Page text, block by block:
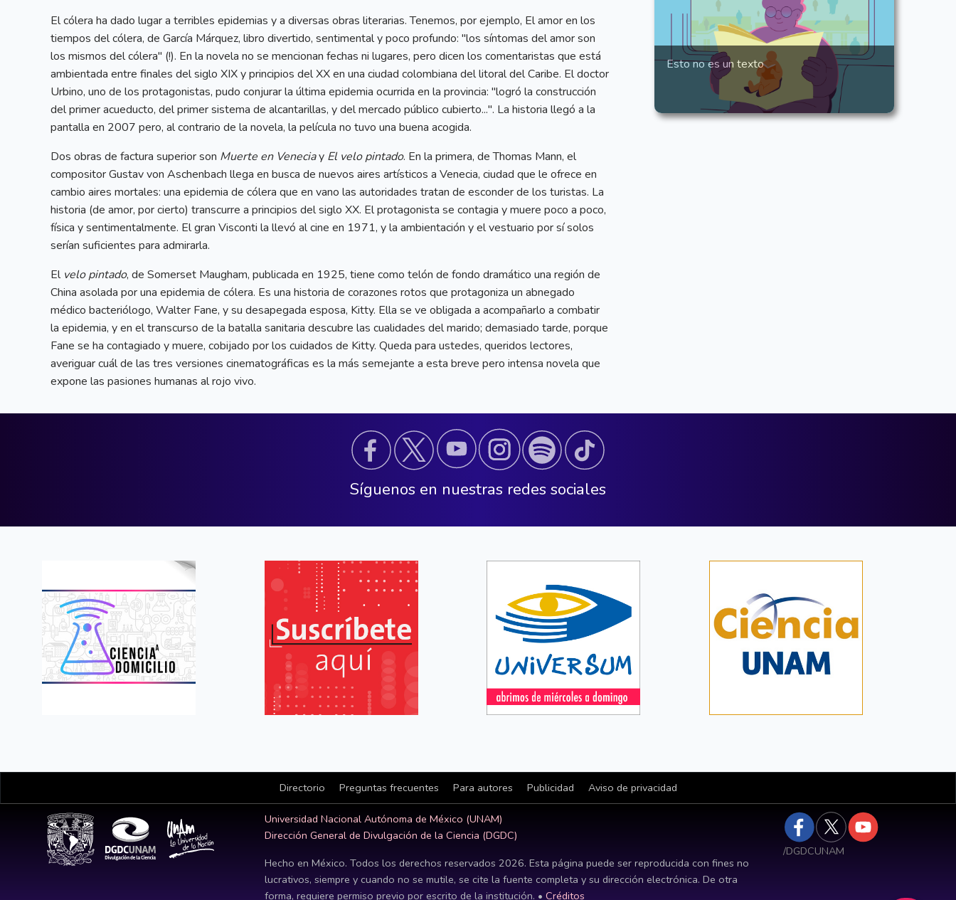
El cólera ha dado lugar a terribles epidemias y a diversas obras literarias. Tenemos, por ejemplo, El amor en los
tiempos del cólera, de García Márquez, libro divertido, sentimental y poco profundo: "los síntomas del amor son
los mismos del cólera" (!). En la novela no se mencionan fechas ni lugares, pero dicen los comentaristas que está
ambientada entre finales del siglo XIX y principios del XX en una ciudad colombiana del litoral del Caribe. El doctor
Urbino, uno de los protagonistas, pudo conjurar la última epidemia ocurrida en la provincia: "logró la construcción
del primer acueducto, del primer sistema de alcantarillas, y del mercado público cubierto...". La historia llegó a la
pantalla en 2007 pero, al contrario de la novela, la película no tuvo una buena acogida.
Dos obras de factura superior son Muerte en Veneciay El velo pintado. En la primera, de Thomas Mann, el
compositor Gustav von Aschenbach llega en busca de nuevos aires artísticos a Venecia, ciudad que le ofrece en
cambio aires mortales: una epidemia de cólera que en vano las autoridades tratan de esconder de los turistas. La
historia (de amor, por cierto) transcurre a principios del siglo XX. El protagonista se contagia y muere poco a poco,
física y sentimentalmente. El gran Visconti la llevó al cine en 1971, y la ambientación y el vestuario por sí solos
serían suficientes para admirarla.
El velo pintado, de Somerset Maugham, publicada en 1925, tiene como telón de fondo dramático una región de
China asolada por una epidemia de cólera. Es una historia de corazones rotos que protagoniza un abnegado
médico bacteriólogo, Walter Fane, y su desapegada esposa, Kitty. Ella se ve obligada a acompañarlo a combatir
la epidemia, y en el transcurso de la batalla sanitaria descubre las cualidades del marido; demasiado tarde, porque
Fane se ha contagiado y muere, cobijado por los cuidados de Kitty. Queda para ustedes, queridos lectores,
averiguar cuál de las tres versiones cinematográficas es la más semejante a esta breve pero intensa novela que
expone las pasiones humanas al rojo vivo.
Esto no es un texto
Síguenos en nuestras redes sociales
Directorio Preguntas frecuentes Para autores Publicidad Aviso de privacidad
Universidad Nacional Autónoma de México (UNAM)
Dirección General de Divulgación de la Ciencia (DGDC)
Hecho en México. Todos los derechos reservados 2026. Esta página puede ser reproducida con fines no
lucrativos, siempre y cuando no se mutile, se cite la fuente completa y su dirección electrónica. De otra
forma, requiere permiso previo por escrito de la institución. • Créditos
/DGDCUNAM